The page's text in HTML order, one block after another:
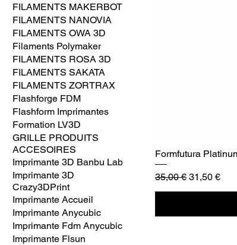
FILAMENTS MAKERBOT
FILAMENTS NANOVIA
FILAMENTS OWA 3D
Filaments Polymaker
FILAMENTS ROSA 3D
FILAMENTS SAKATA
FILAMENTS ZORTRAX
Flashforge FDM
Flashform Imprimantes
Formation LV3D
GRILLE PRODUITS
ACCESOIRES
Imprimante 3D Banbu Lab
Imprimante 3D
Crazy3DPrint
Imprimante Accueil
Imprimante Anycubic
Imprimante Fdm Anycubic
Imprimante Flsun
Formfutura
Prix original
35,00 € Prix
31,50 €